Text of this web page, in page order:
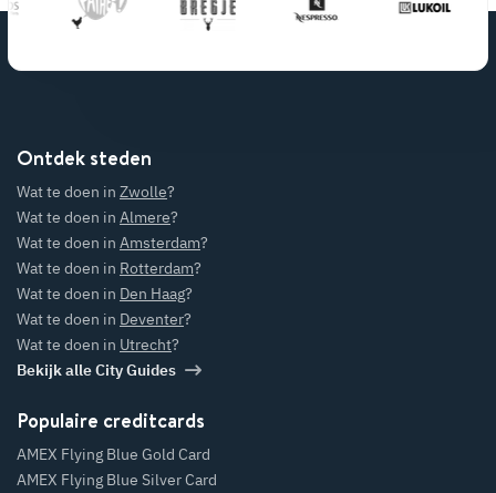
Ontdek steden
Wat te doen in Zwolle?
Wat te doen in Almere?
Wat te doen in Amsterdam?
Wat te doen in Rotterdam?
Wat te doen in Den Haag?
Wat te doen in Deventer?
Wat te doen in Utrecht?
Bekijk alle City Guides
Populaire creditcards
AMEX Flying Blue Gold Card
AMEX Flying Blue Silver Card